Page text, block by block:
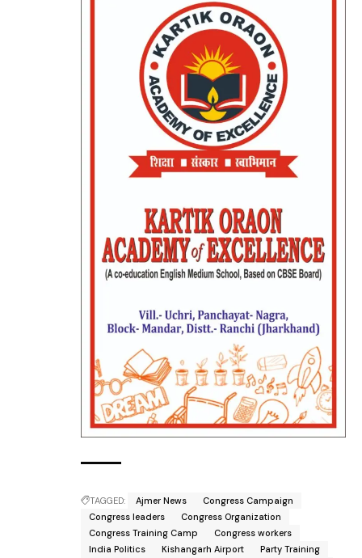
TAGGED: Ajmer News
Congress Campaign
Congress leaders
Congress Organization
Congress Training Camp
Congress workers
India Politics
Kishangarh Airport Party Training